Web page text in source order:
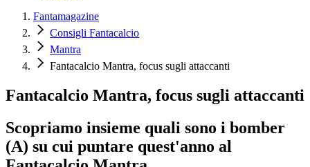
Fantamagazine
Consigli Fantacalcio
Mantra
Fantacalcio Mantra, focus sugli attaccanti
Fantacalcio Mantra, focus sugli attaccanti
Scopriamo insieme quali sono i bomber
(A) su cui puntare quest'anno al